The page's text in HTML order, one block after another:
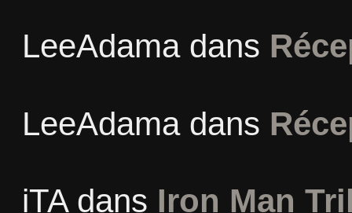
LeeAdamadans
LeeAdamadans
iTAdans Iron Man